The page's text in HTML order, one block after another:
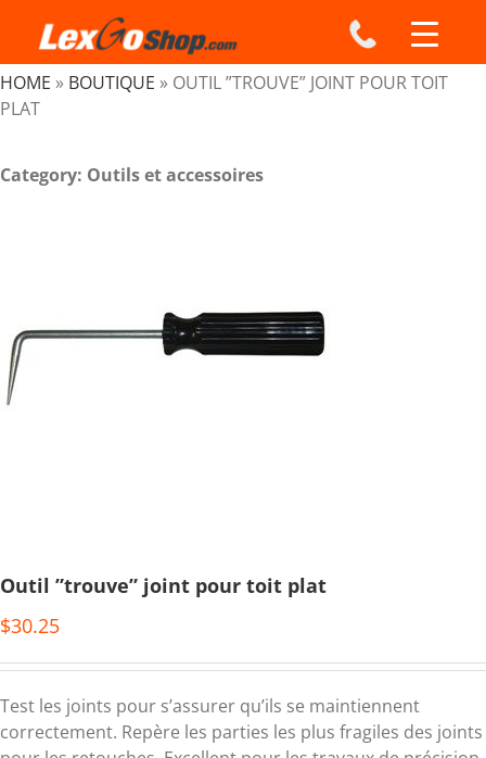
content
HOME » BOUTIQUE » OUTIL ”TROUVE” JOINT POUR TOIT
PLAT
Category: Outils et accessoires
Outil ”trouve” joint pour toit plat
$30.25
Test les joints pour s’assurer qu’ils se maintiennent
correctement. Repère les parties les plus fragiles des joints